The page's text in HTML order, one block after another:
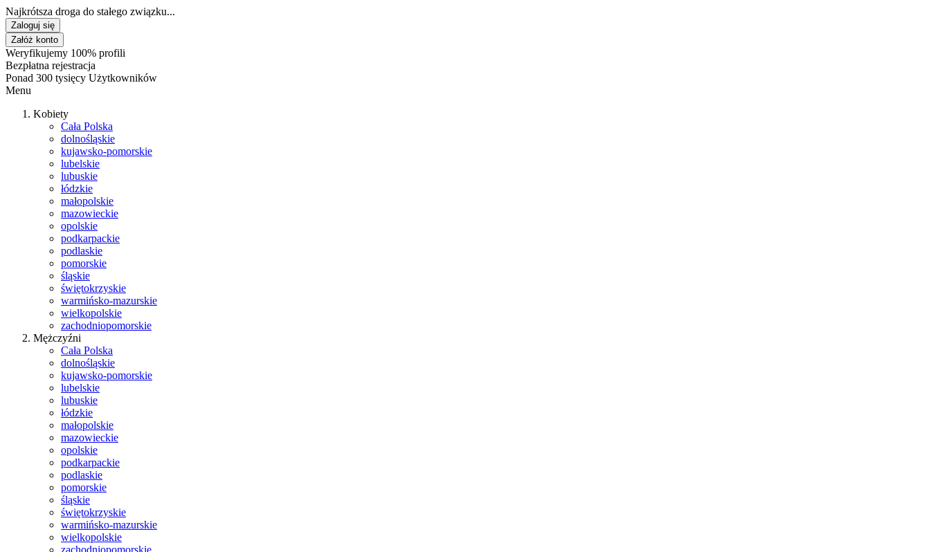
Najkrótsza droga do stałego związku...
Zaloguj się
Załóż konto
Weryfikujemy 100% profili
Bezpłatna rejestracja
Ponad 300 tysięcy Użytkowników
Menu
Kobiety
Cała Polska
dolnośląskie
kujawsko-pomorskie
lubelskie
lubuskie
łódzkie
małopolskie
mazowieckie
opolskie
podkarpackie
podlaskie
pomorskie
śląskie
świętokrzyskie
warmińsko-mazurskie
wielkopolskie
zachodniopomorskie
Mężczyźni
Cała Polska
dolnośląskie
kujawsko-pomorskie
lubelskie
lubuskie
łódzkie
małopolskie
mazowieckie
opolskie
podkarpackie
podlaskie
pomorskie
śląskie
świętokrzyskie
warmińsko-mazurskie
wielkopolskie
zachodniopomorskie